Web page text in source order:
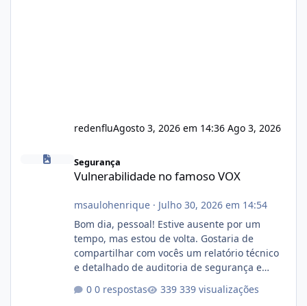
redenfluAgosto 3, 2026 em 14:36 Ago 3, 2026
Vulnerabilidade no famoso VOX
Segurança
Vulnerabilidade no famoso VOX
msaulohenrique· Julho 30, 2026 em 14:54
Bom dia, pessoal! Estive ausente por um
tempo, mas estou de volta. Gostaria de
compartilhar com vocês um relatório técnico
e detalhado de auditoria de segurança e
atualmente em circulação e comercialização
0 respostas 339 visualizações